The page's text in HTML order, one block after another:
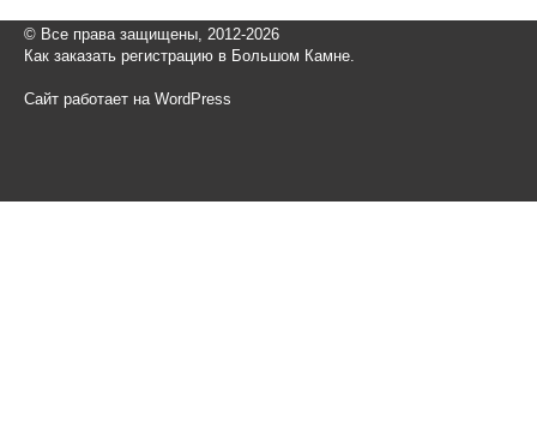
© Все права защищены, 2012-2026
Как заказать регистрацию в Большом Камне.
Сайт работает на WordPress